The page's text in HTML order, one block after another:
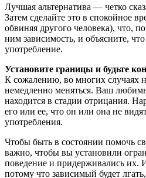
Лучшая альтернатива — четко
Затем сделайте это в спокойное
обвиняя другого человека), что,
ним зависимость, и объясните,
употребление.
Установите границы и будьте
К сожалению, во многих случаях
немедленно меняться. Ваш
находится в стадии отрицания.
его или ее, что он или она не
употребления.
Чтобы быть в состоянии помочь
важно, чтобы вы установили
поведение и придерживались их.
потому что зависимый будет